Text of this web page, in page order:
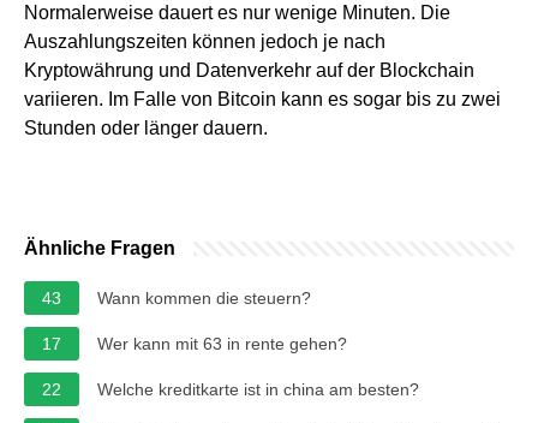
Normalerweise dauert es nur wenige Minuten. Die
Auszahlungszeiten können jedoch je nach
Kryptowährung und Datenverkehr auf der Blockchain
variieren. Im Falle von Bitcoin kann es sogar bis zu zwei
Stunden oder länger dauern.
Ähnliche Fragen
43 Wann kommen die steuern?
17 Wer kann mit 63 in rente gehen?
22 Welche kreditkarte ist in china am besten?